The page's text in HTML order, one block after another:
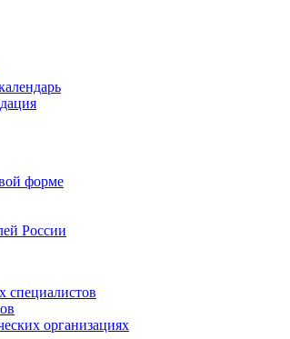
форме
России
специалистов
организациях